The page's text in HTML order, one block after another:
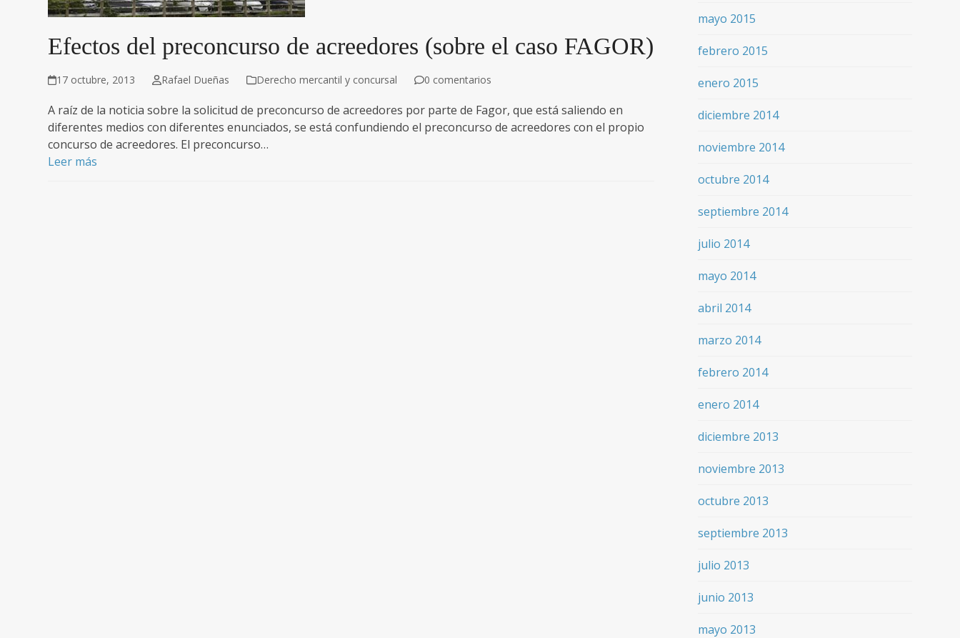
Efectos del preconcurso de acreedores (sobre el caso FAGOR)
17 octubre, 2013 Rafael Dueñas Derecho mercantil y concursal 0 comentarios
A raíz de la noticia sobre la solicitud de preconcurso de acreedores por parte de Fagor, que está saliendo en
diferentes medios con diferentes enunciados, se está confundiendo el preconcurso de acreedores con el propio
concurso de acreedores. El preconcurso…
Leer más
mayo 2015
febrero 2015
enero 2015
diciembre 2014
noviembre 2014
octubre 2014
septiembre 2014
julio 2014
mayo 2014
abril 2014
marzo 2014
febrero 2014
enero 2014
diciembre 2013
noviembre 2013
octubre 2013
septiembre 2013
julio 2013
junio 2013
mayo 2013